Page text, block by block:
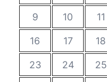
9
10 11
16
17 18
23
24 25